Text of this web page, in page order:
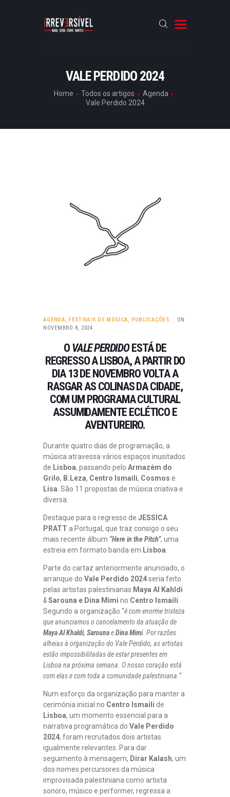
VALE PERDIDO 2024
Home Todos os artigos
Agenda
Vale Perdido 2024
HOME
CRÓNICAS
ENTREVISTAS
RUBRICAS
AGENDA, FESTIVAIS DE MÚSICA, PUBLICAÇÕES
ON
NOVEMBRO 8, 2024
O VALE PERDIDOESTÁ DE
REGRESSO A LISBOA, A PARTIR DO
DIA 13 DE NOVEMBRO VOLTA A
RASGAR AS COLINAS DA CIDADE,
COM UM PROGRAMA CULTURAL
ASSUMIDAMENTE ECLÉTICO E
AVENTUREIRO.
Durante quatro dias de programação, a
música atravessa vários espaços inusitados
de Lisboa, passando pelo Armazém do
Grilo, B.Leza, Centro Ismaili, Cosmos e
Lisa. São 11 propostas de música criativa e
diversa.
Destaque para o regresso de JESSICA
PRATT a Portugal, que traz consigo o seu
mais recente álbum “Here in the Pitch”, uma
estreia em formato banda em Lisboa.
Parte do cartaz anteriormente anunciado, o
arranque do Vale Perdido 2024seria feito
pelas artistas palestinianas Maya Al Kahldi
&Sarouna e Dina Mimi no Centro Ismaili.
Segundo a organização “é com enorme tristeza
que anunciamos o cancelamento da atuação de
Maya Al Khaldi, SarounaeDina Mimi. Por razões
alheias à organização do Vale Perdido, as artistas
estão impossibilitadas de estar presentes em
Lisboa na próxima semana. O nosso coração está
com elas e com toda a comunidade palestiniana.“
Num esforço da organização para manter a
cerimónia inicial no Centro Ismaili de
Lisboa, um momento essencial para a
narrativa programática do Vale Perdido
2024, foram recrutados dois artistas
igualmente relevantes. Para dar
seguimento à mensagem, Dirar Kalash, um
dos nomes percursores da música
improvisada palestiniana como artista
sonoro, músico e performer, regressa a